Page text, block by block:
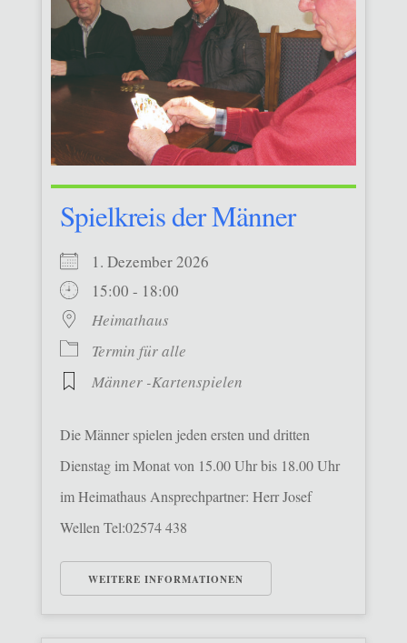
Spielkreis der Männer
1. Dezember 2026
15:00 - 18:00
Heimathaus
Termin für alle
Männer -Kartenspielen
Die Männer spielen jeden ersten und dritten
Dienstag im Monat von 15.00 Uhr bis 18.00 Uhr
im Heimathaus Ansprechpartner: Herr Josef
Wellen Tel:02574 438
WEITERE INFORMATIONEN